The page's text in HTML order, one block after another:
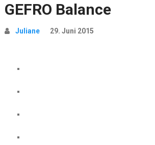
GEFRO Balance
Juliane 29. Juni 2015